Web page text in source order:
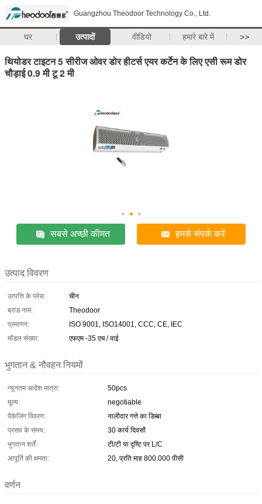
Guangzhou Theodoor Technology Co., Ltd.
घर उत्पादों वीडियो हमारे बारे में >>
थियोडर टाइटन 5 सीरीज ओवर डोर हीटर्स एयर कर्टेन के लिए एसी रूम डोर
चौड़ाई 0.9 मी टू 2 मी
सबसे अच्छी कीमत हमसे संपर्क करें
उत्पाद विवरण
उत्पत्ति के प्लेस:
चीन
ब्रांड नाम:
Theodoor
प्रमाणन:
ISO 9001, ISO14001, CCC, CE, IEC
मॉडल संख्या:
एफएम -35 एच / वाई
भुगतान & नौवहन नियमों
न्यूनतम आदेश मात्रा:
50pcs
मूल्य:
negotiable
पैकेजिंग विवरण:
नालीदार गत्ते का डिब्बा
प्रसव के समय:
30 कार्य दिवसों
भुगतान शर्तें:
टी/टी या दृष्टि पर L/C
आपूर्ति की क्षमता:
20, प्रति माह 800.000 पीसी
वर्णन